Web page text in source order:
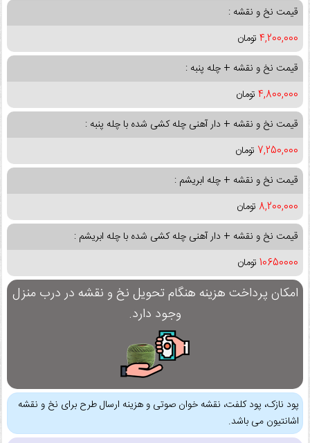
قیمت نخ و نقشه :
4,200,000 تومان
قیمت نخ و نقشه + چله پنبه :
4,800,000 تومان
قیمت نخ و نقشه + دار آهنی چله کشی شده با چله پنبه :
7,250,000 تومان
قیمت نخ و نقشه + چله ابریشم :
8,200,000 تومان
قیمت نخ و نقشه + دار آهنی چله کشی شده با چله ابریشم :
10650000 تومان
امکان پرداخت هزینه هنگام تحویل نخ و نقشه در درب منزل
وجود دارد.
پود نازک، پود کلفت، نقشه خوان صوتی و هزینه ارسال طرح برای نخ و نقشه
اشانتیون می باشد.